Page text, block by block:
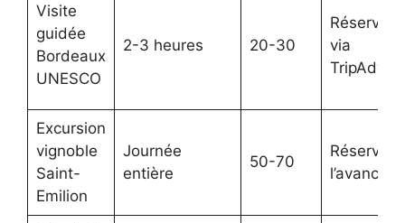
Visite
guidée
Bordeaux
UNESCO
2-3 heures 20-30
Réserver
via
Excursion
vignoble
Saint-
Emilion
Journée
entière
50-70
Réserver
l’avance